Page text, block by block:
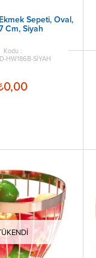
Sepeti, Oval,
Cm, Siyah
HW186B-SİYAH